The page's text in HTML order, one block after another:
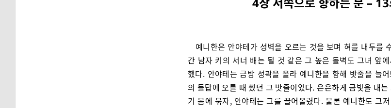
예니한은 안야테가 성벽을 오르는 것을 보며 혀를 내두를
간 남자 키의 서너 배는 될 것 같은 그 높은 돌벽도 그녀 앞
했다. 안야테는 금방 성곽을 올라 예니한을 향해 밧줄을 늘
의 돌탑에 오를 때 썼던 그 밧줄이었다. 은은하게 금빛을 내
기 몸에 묶자, 안야테는 그를 끌어올렸다. 물론 예니한도 그